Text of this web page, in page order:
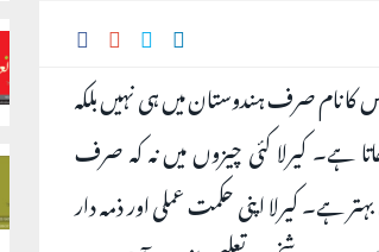
نام صرف ہندوستان میں ہی نہیں بلکہ
ہے۔ کیرلا کئی چیزوں میں نہ کہ صرف
ہے۔ کیرلا اپنی حکمت عملی اور ذمہ دار